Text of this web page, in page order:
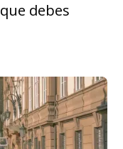
debes